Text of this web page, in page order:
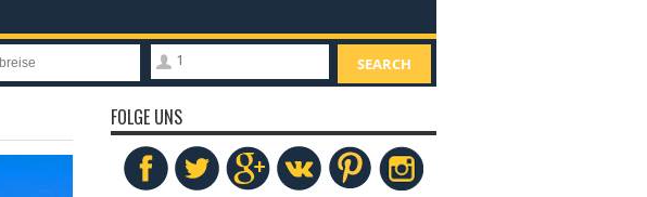
1 SEARCH
FOLGE UNS